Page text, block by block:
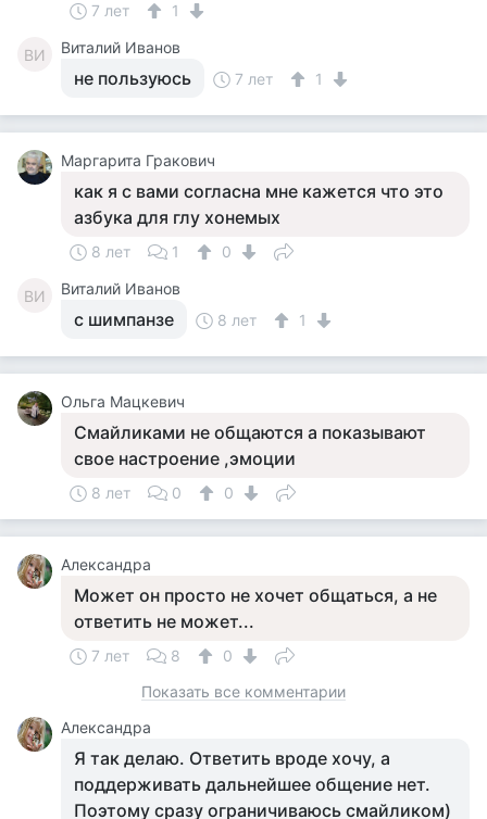
7 лет 1
ВИ Виталий Иванов
не пользуюсь 7 лет 1
Маргарита Гракович
как я с вами согласна мне кажется что это
азбука для глу хонемых
8 лет 1 0
ВИ Виталий Иванов
с шимпанзе 8 лет 1
Ольга Мацкевич
Смайликами не общаются а показывают
свое настроение ,эмоции
8 лет 0 0
Александра
Может он просто не хочет общаться, а не
ответить не может...
7 лет 8
0
Показать все комментарии
Александра
Я так делаю. Ответить вроде хочу, а
поддерживать дальнейшее общение нет.
Поэтому сразу ограничиваюсь смайликом)